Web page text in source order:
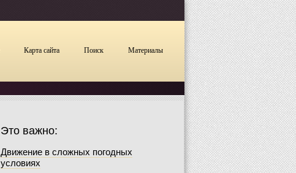
Карта сайта Поиск Материалы
Это важно:
Движение в сложных погодных
условиях